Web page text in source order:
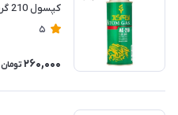
کپسول 210 گرمی استوانه ای اتم گاز Atom Gaz
5
260,000 تومان